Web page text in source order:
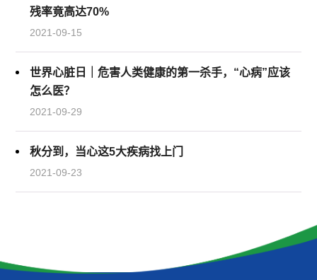
残率竟高达70%
2021-09-15
世界心脏日｜危害人类健康的第一杀手，“心病”应该
怎么医？
2021-09-29
秋分到，当心这5大疾病找上门
2021-09-23